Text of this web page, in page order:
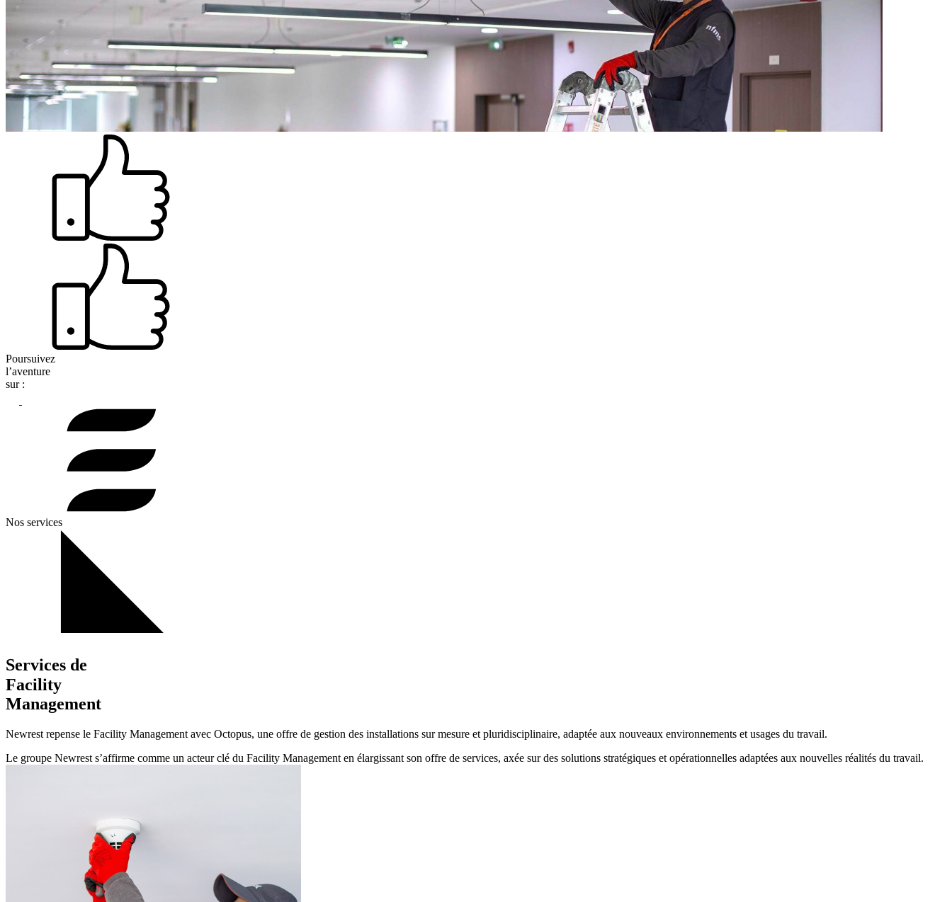
Poursuivez
l’aventure
sur :
Nos services
Services de
Facility
Management
Newrest repense le Facility Management avec Octopus, une offre de gestion des installations sur mesure et pluridisciplinaire, adaptée aux nouveaux environnements et usages du travail.
Le groupe Newrest s’affirme comme un acteur clé du Facility Management en élargissant son offre de services, axée sur des solutions stratégiques et opérationnelles adaptées aux nouvelles réalités du travail.